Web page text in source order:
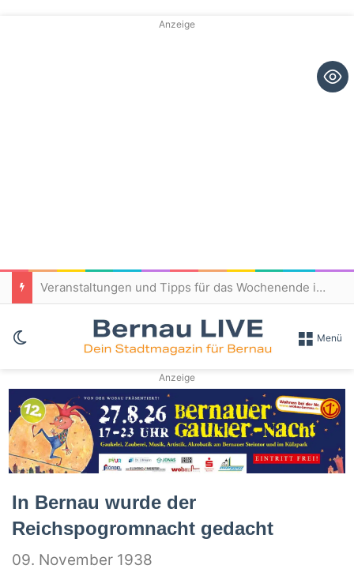
Anzeige
Veranstaltungen und Tipps für das Wochenende in und um Bernau
Skin umschalten Menü
Anzeige
In Bernau wurde der
Reichspogromnacht gedacht
09. November 1938